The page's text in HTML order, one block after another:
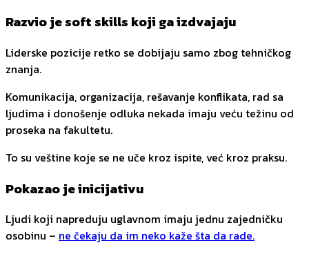
Razvio je soft skills koji ga izdvajaju
Liderske pozicije retko se dobijaju samo zbog tehničkog
znanja.
Komunikacija, organizacija, rešavanje konflikata, rad sa
ljudima i donošenje odluka nekada imaju veću težinu od
proseka na fakultetu.
To su veštine koje se ne uče kroz ispite, već kroz praksu.
Pokazao je inicijativu
Ljudi koji napreduju uglavnom imaju jednu zajedničku
osobinu – ne čekaju da im neko kaže šta da rade.